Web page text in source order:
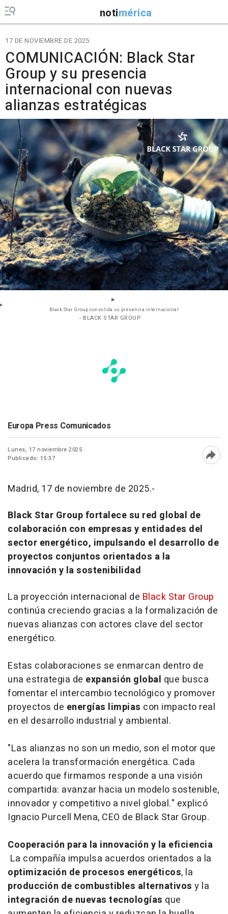
notimérica
17 DE NOVIEMBRE DE 2025
COMUNICACIÓN: Black Star
Group y su presencia
internacional con nuevas
alianzas estratégicas
Black Star Group consolida su presencia internacional
- BLACK STAR GROUP
Europa Press Comunicados
Lunes, 17 noviembre 2025
Publicado: 15:37
Madrid, 17 de noviembre de 2025.-
Black Star Group fortalece su red global de
colaboración con empresas y entidades del
sector energético, impulsando el desarrollo de
proyectos conjuntos orientados a la
innovación y la sostenibilidad
La proyección internacional de Black Star Group
continúa creciendo gracias a la formalización de
nuevas alianzas con actores clave del sector
energético.
Estas colaboraciones se enmarcan dentro de
una estrategia de expansión global que busca
fomentar el intercambio tecnológico y promover
proyectos de energías limpias con impacto real
en el desarrollo industrial y ambiental.
"Las alianzas no son un medio, son el motor que
acelera la transformación energética. Cada
acuerdo que firmamos responde a una visión
compartida: avanzar hacia un modelo sostenible,
innovador y competitivo a nivel global." explicó
Ignacio Purcell Mena, CEO de Black Star Group.
Cooperación para la innovación y la eficiencia
La compañía impulsa acuerdos orientados a la
optimización de procesos energéticos, la
producción de combustibles alternativos y la
integración de nuevas tecnologías que